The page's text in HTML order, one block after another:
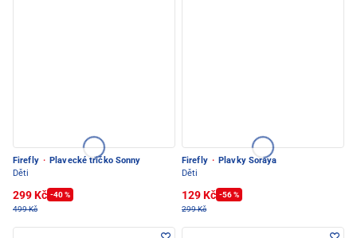
Firefly · Plavecké tričko Sonny
Děti
299 Kč -40 %
499 Kč
Firefly · Plavky Soraya
Děti
129 Kč -56 %
299 Kč